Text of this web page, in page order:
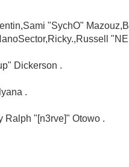
"SychO"
Dickerson .
.
Ralph "[n3rve]" Otowo .